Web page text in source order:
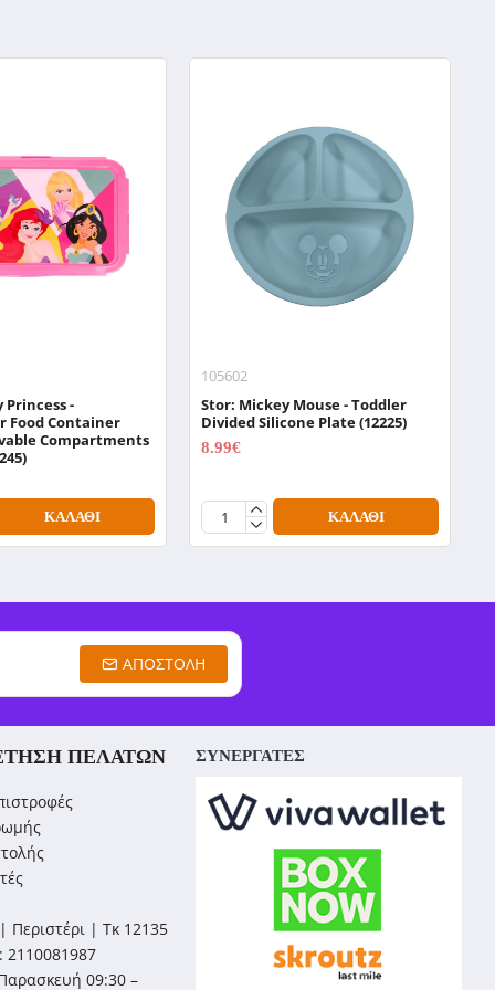
Princess -
Food Container
Compartments
ΚΑΛΆΘΙ
105602
Stor: Mickey Mouse - Toddler
Divided Silicone Plate (12225)
8.99€
ΚΑΛΆΘΙ
ΑΠΟΣΤΟΛΉ
ΠΕΛΑΤΏΝ
Περιστέρι | Τκ 12135
2110081987
09:30 –
ΣΥΝΕΡΓΑΤΕΣ